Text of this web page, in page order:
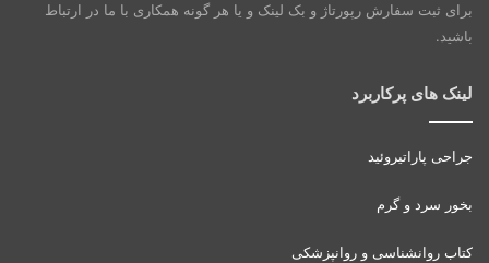
برای ثبت سفارش رپورتاژ و بک لینک و یا هر گونه همکاری با ما در ارتباط
باشید.
لینک های پرکاربرد
جراحی پاراتیروئید
بخور سرد و گرم
کتاب روانشناسی و روانپزشکی